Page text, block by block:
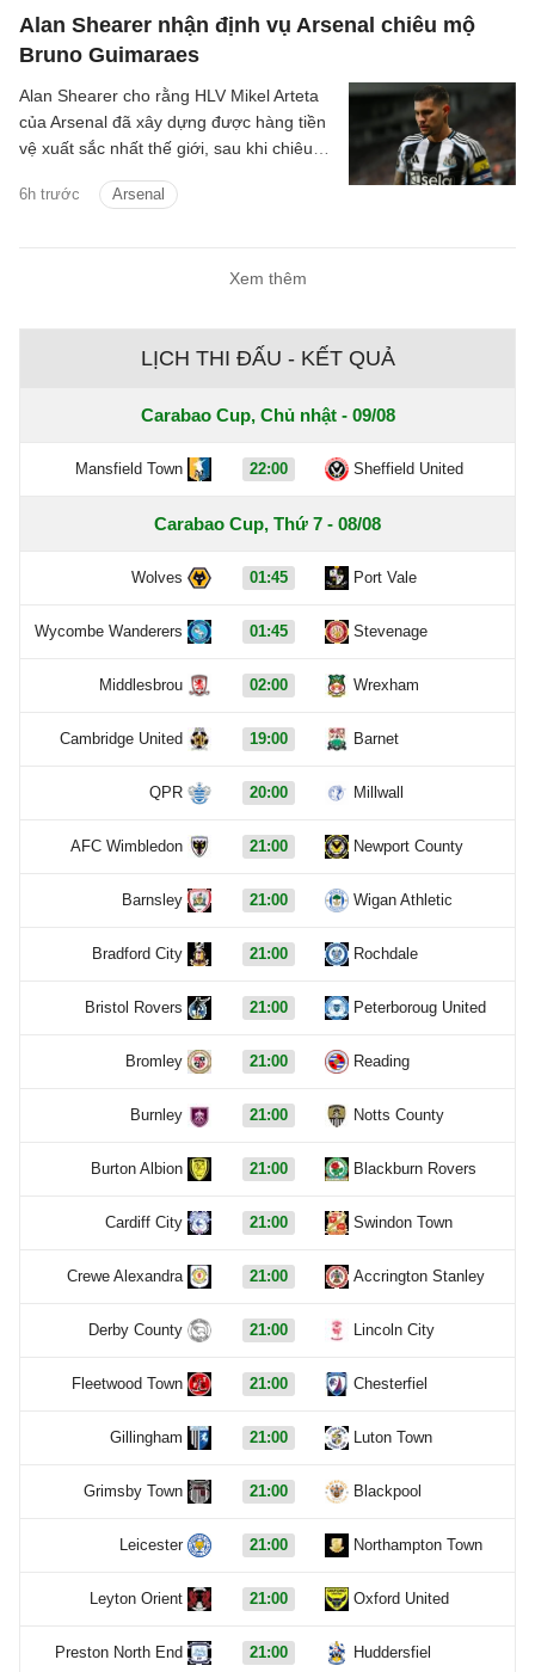
Alan Shearer nhận định vụ Arsenal chiêu mộ
Bruno Guimaraes
6h trước Arsenal
Alan Shearer cho rằng HLV Mikel Arteta
của Arsenal đã xây dựng được hàng tiền
vệ xuất sắc nhất thế giới, sau khi chiêu
Xem thêm
LỊCH THI ĐẤU - KẾT QUẢ
Carabao Cup, Chủ nhật - 09/08
Mansfield Town 22:00 Sheffield United
Carabao Cup, Thứ 7 - 08/08
Wolves 01:45 Port Vale
Wycombe Wanderers 01:45 Stevenage
Middlesbrou 02:00 Wrexham
Cambridge United 19:00 Barnet
QPR 20:00 Millwall
AFC Wimbledon 21:00 Newport County
Barnsley 21:00 Wigan Athletic
Bradford City 21:00 Rochdale
Bristol Rovers 21:00 Peterboroug United
Bromley 21:00 Reading
Burnley 21:00 Notts County
Burton Albion 21:00 Blackburn Rovers
Cardiff City 21:00 Swindon Town
Crewe Alexandra 21:00 Accrington Stanley
Derby County 21:00 Lincoln City
Fleetwood Town 21:00 Chesterfiel
Gillingham 21:00 Luton Town
Grimsby Town 21:00 Blackpool
Leicester 21:00 Northampton Town
Leyton Orient 21:00 Oxford United
Preston North End 21:00 Huddersfiel